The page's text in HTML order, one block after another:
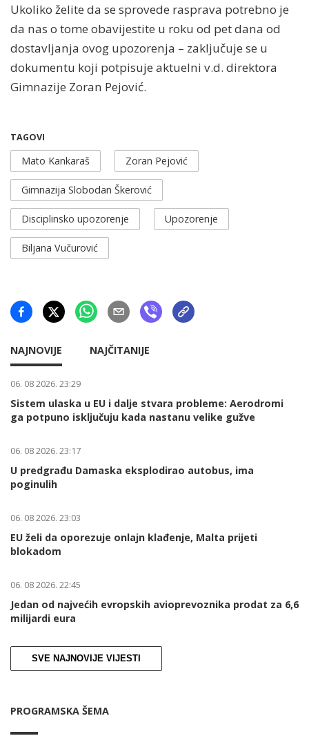
Ukoliko želite da se sprovede rasprava potrebno je
da nas o tome obavijestite u roku od pet dana od
dostavljanja ovog upozorenja – zaključuje se u
dokumentu koji potpisuje aktuelni v.d. direktora
Gimnazije Zoran Pejović.
TAGOVI
Mato Kankaraš Zoran Pejović
Gimnazija Slobodan Škerović
Disciplinsko upozorenje Upozorenje
Biljana Vučurović
NAJNOVIJE NAJČITANIJE
06. 08 2026. 23:29
Sistem ulaska u EU i dalje stvara probleme: Aerodromi
ga potpuno isključuju kada nastanu velike gužve
06. 08 2026. 23:17
U predgrađu Damaska eksplodirao autobus, ima
poginulih
06. 08 2026. 23:03
EU želi da oporezuje onlajn klađenje, Malta prijeti
blokadom
06. 08 2026. 22:45
Jedan od najvećih evropskih avioprevoznika prodat za 6,6
milijardi eura
SVE NAJNOVIJE VIJESTI
PROGRAMSKA ŠEMA